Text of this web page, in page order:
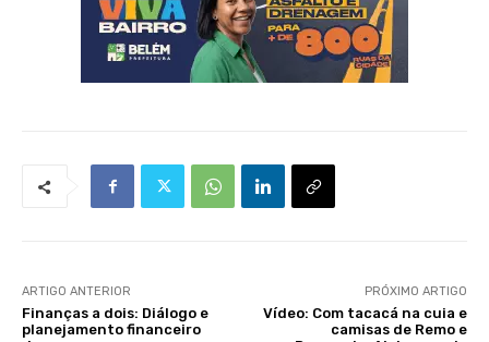
ARTIGO ANTERIOR
Finanças a dois: Diálogo e
planejamento financeiro
PRÓXIMO ARTIGO
Vídeo: Com tacacá na cuia e
camisas de Remo e